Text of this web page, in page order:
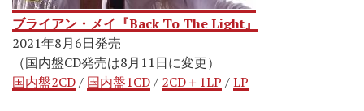
ブライアン・メイ『Back To The Light』
2021年8月6日発売
（国内盤CD発売は8月11日に変更）
国内盤2CD/ 国内盤1CD/ 2CD＋1LP /LP